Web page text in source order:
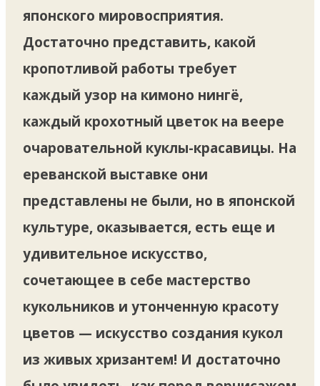
японского мировосприятия.
Достаточно представить, какой
кропотливой работы требует
каждый узор на кимоно нингё,
каждый крохотный цветок на веере
очаровательной куклы-красавицы. На
ереванской выставке они
представлены не были, но в японской
культуре, оказывается, есть еще и
удивительное искусство,
сочетающее в себе мастерство
кукольников и утонченную красоту
цветов — искусство создания кукол
из живых хризантем! И достаточно